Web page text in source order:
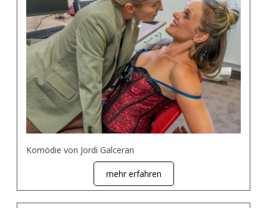
Komödie von Jordi Galceran
mehr erfahren